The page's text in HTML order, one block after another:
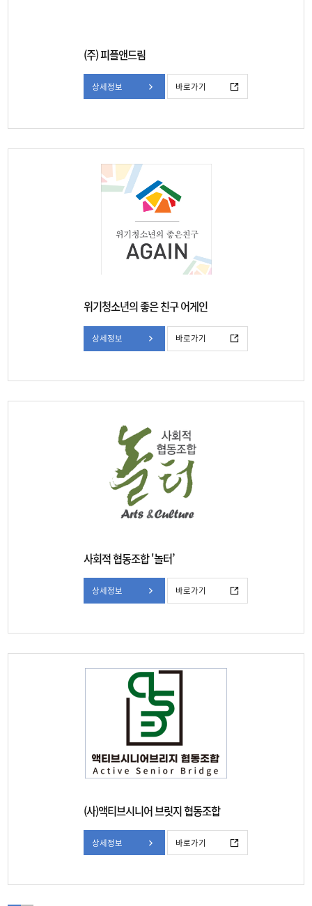
(주) 피플앤드림
상세정보 바로가기
위기청소년의 좋은 친구 어게인
상세정보 바로가기
사회적 협동조합 '놀터’
상세정보 바로가기
(사)액티브시니어 브릿지 협동조합
상세정보 바로가기